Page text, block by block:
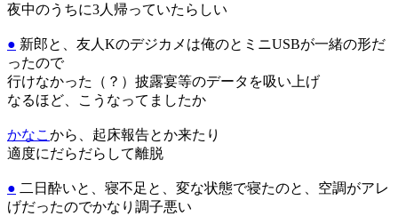
夜中のうちに3人帰っていたらしい
● 新郎と、友人Kのデジカメは俺のとミニUSBが一緒の形だ
ったので
行けなかった（？）披露宴等のデータを吸い上げ
なるほど、こうなってましたか
かなこ から、起床報告とか来たり
適度にだらだらして離脱
● 二日酔いと、寝不足と、変な状態で寝たのと、空調がアレ
げだったのでかなり調子悪い